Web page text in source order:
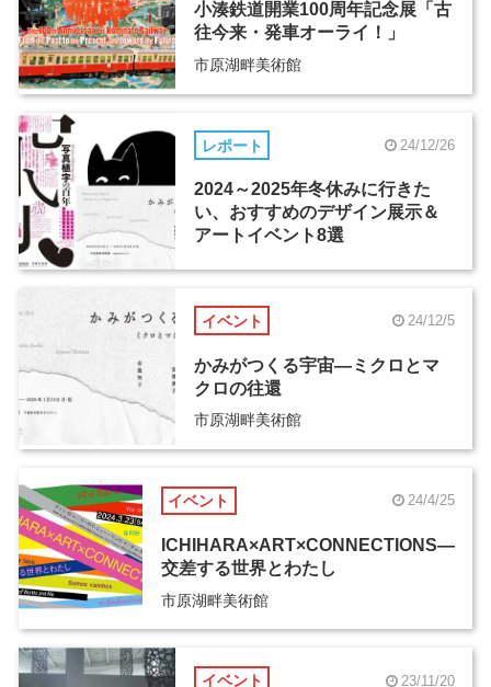
小湊鉄道開業100周年記念展「古
往今来・発車オーライ！」
市原湖畔美術館
レポート 24/12/26
2024～2025年冬休みに行きた
い、おすすめのデザイン展示＆
アートイベント8選
イベント 24/12/5
かみがつくる宇宙―ミクロとマ
クロの往還
市原湖畔美術館
イベント 24/4/25
ICHIHARA×ART×CONNECTIONS―
交差する世界とわたし
市原湖畔美術館
イベント 23/11/20